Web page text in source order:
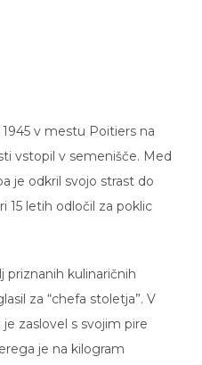
v mestu Poitiers na
vstopil v semenišče. Med
je odkril svojo strast do
15 letih odločil za poklic
priznanih kulinaričnih
za “chefa stoletja”. V
zaslovel s svojim pire
je na kilogram